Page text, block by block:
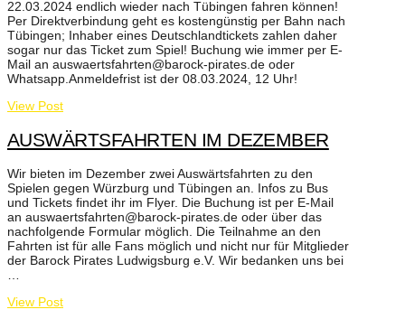
22.03.2024 endlich wieder nach Tübingen fahren können!
Per Direktverbindung geht es kostengünstig per Bahn nach
Tübingen; Inhaber eines Deutschlandtickets zahlen daher
sogar nur das Ticket zum Spiel! Buchung wie immer per E-
Mail an auswaertsfahrten@barock-pirates.de oder
Whatsapp.Anmeldefrist ist der 08.03.2024, 12 Uhr!
View Post
AUSWÄRTSFAHRTEN IM DEZEMBER
Wir bieten im Dezember zwei Auswärtsfahrten zu den
Spielen gegen Würzburg und Tübingen an. Infos zu Bus
und Tickets findet ihr im Flyer. Die Buchung ist per E-Mail
an auswaertsfahrten@barock-pirates.de oder über das
nachfolgende Formular möglich. Die Teilnahme an den
Fahrten ist für alle Fans möglich und nicht nur für Mitglieder
der Barock Pirates Ludwigsburg e.V. Wir bedanken uns bei
View Post